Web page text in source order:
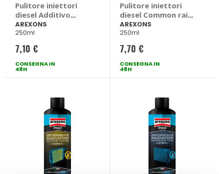
Pulitore iniettori
diesel Additivo
Diesel - AREXONS
AREXONS
250ml
7,10 €
CONSEGNA IN
48H
Pulitore iniettori
diesel Common rail -
AREXONS
AREXONS
250ml
7,70 €
CONSEGNA IN
48H